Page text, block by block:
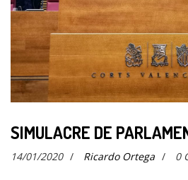
SIMULACRE DE
14/01/2020 / Ricardo Ortega / 0